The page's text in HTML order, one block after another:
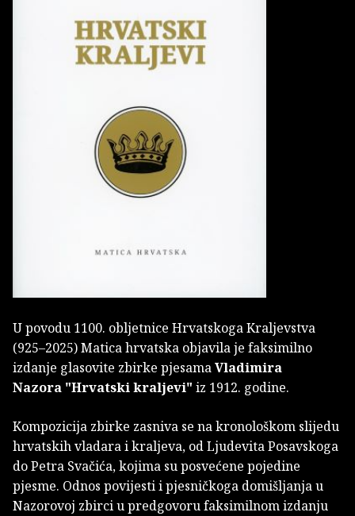
U povodu 1100. obljetnice Hrvatskoga Kraljevstva
(925–2025) Matica hrvatska objavila je faksimilno
izdanje glasovite zbirke pjesamaVladimira
Nazora "Hrvatski kraljevi" iz 1912. godine.
Kompozicija zbirke zasniva se na kronološkom slijedu
hrvatskih vladara i kraljeva, od Ljudevita Posavskoga
do Petra Svačića, kojima su posvećene pojedine
pjesme. Odnos povijesti i pjesničkoga domišljanja u
Nazorovoj zbirci u predgovoru faksimilnom izdanju